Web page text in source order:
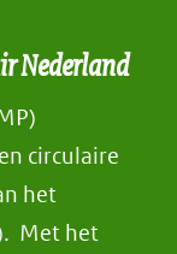
Nederland
circulaire
het
Met het